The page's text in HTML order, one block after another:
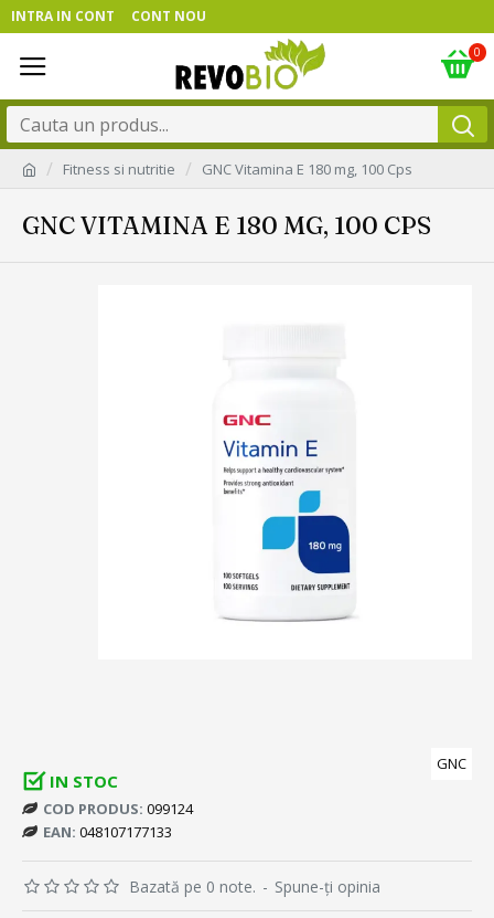
INTRA IN CONT CONT NOU
0
Fitness si nutritie GNC Vitamina E 180 mg, 100 Cps
GNC VITAMINA E 180 MG, 100 CPS
IN STOC
COD PRODUS: 099124
EAN: 048107177133
GNC
Bazată pe 0 note. - Spune-ţi opinia